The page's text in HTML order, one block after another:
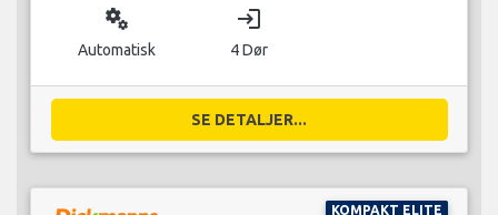
miscellaneous_services
Automatisk
login
4 Dør
SE DETALJER...
KOMPAKT ELITE